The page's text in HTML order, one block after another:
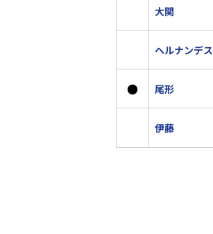
大関
ヘルナンデス
● 尾形
伊藤